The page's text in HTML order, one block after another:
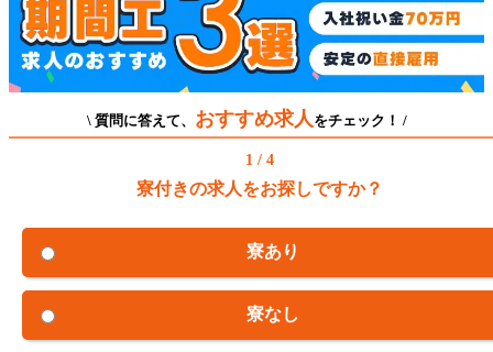
\ 質問に答えて、 おすすめ求人 をチェック！ /
1 / 4
寮付きの求人をお探しですか？
寮あり
寮なし